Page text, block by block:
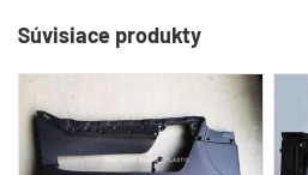
Súvisiace produkty